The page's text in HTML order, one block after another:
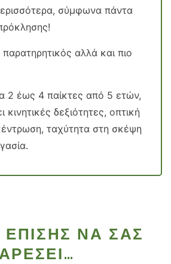
σύμφωνα πάντα
παρατηρητικός αλλά και πιο
2 έως 4 παίκτες από 5 ετών,
δεξιότητες, οπτική
ταχύτητα στη σκέψη
ΝΑ ΣΑΣ